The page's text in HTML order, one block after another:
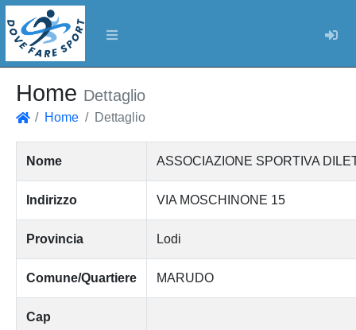
Home Dettaglio
Home Dettaglio
Nome ASSOCIAZIONE SPORTIVA
Indirizzo VIA MOSCHINONE 15
Provincia Lodi
Comune/Quartiere MARUDO
Cap